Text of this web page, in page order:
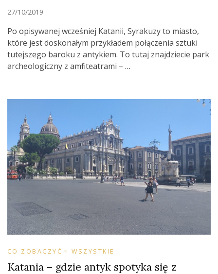
27/10/2019
Po opisywanej wcześniej Katanii, Syrakuzy to miasto,
które jest doskonałym przykładem połączenia sztuki
tutejszego baroku z antykiem. To tutaj znajdziecie park
archeologiczny z amfiteatrami – …
CO ZOBACZYĆ WSZYSTKIE
Katania – gdzie antyk spotyka się z